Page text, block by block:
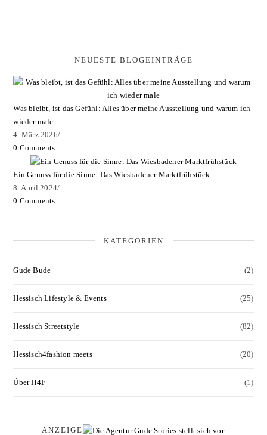
NEUESTE BLOGEINTRÄGE
Was bleibt, ist das Gefühl: Alles über meine Ausstellung und warum ich
wieder male
4. März 2026/
0 Comments
Ein Genuss für die Sinne: Das Wiesbadener Marktfrühstück
8. April 2024/
0 Comments
KATEGORIEN
Gude Bude (2)
Hessisch Lifestyle & Events (25)
Hessisch Streetstyle (82)
Hessisch4fashion meets (20)
Über H4F (1)
ANZEIGE